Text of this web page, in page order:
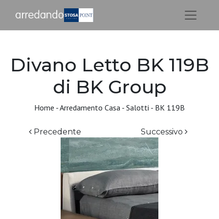
Divano Letto BK 119B
di BK Group
Home -Arredamento Casa - Salotti - BK 119B
Precedente Successivo